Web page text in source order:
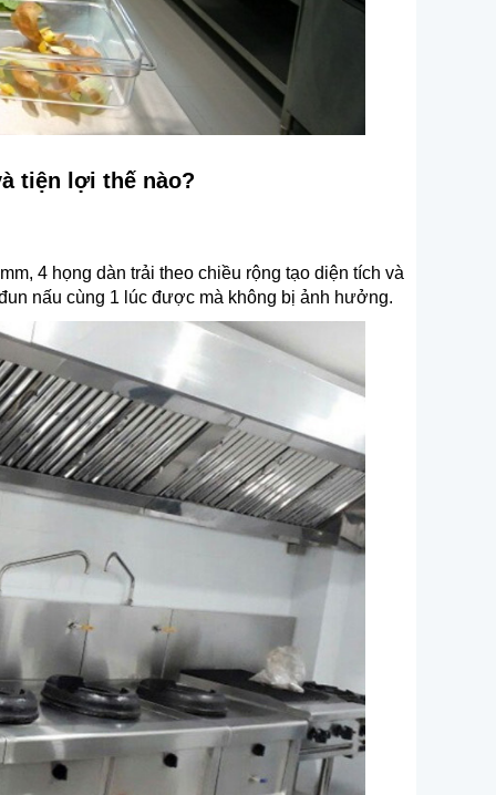
tiện lợi thế nào?
4 họng dàn trải theo chiều rộng tạo diện tích và
nấu cùng 1 lúc được mà không bị ảnh hưởng.